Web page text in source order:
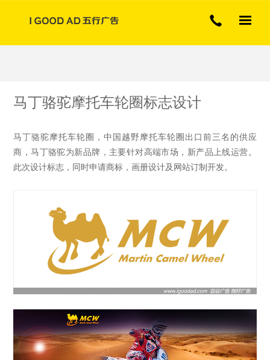
马丁骆驼摩托车轮圈标志设计
马丁骆驼摩托车轮圈，中国越野摩托车轮圈出口前三名的供应
商，马丁骆驼为新品牌，主要针对高端市场，新产品上线运营。
此次设计标志，同时申请商标，画册设计及网站订制开发。